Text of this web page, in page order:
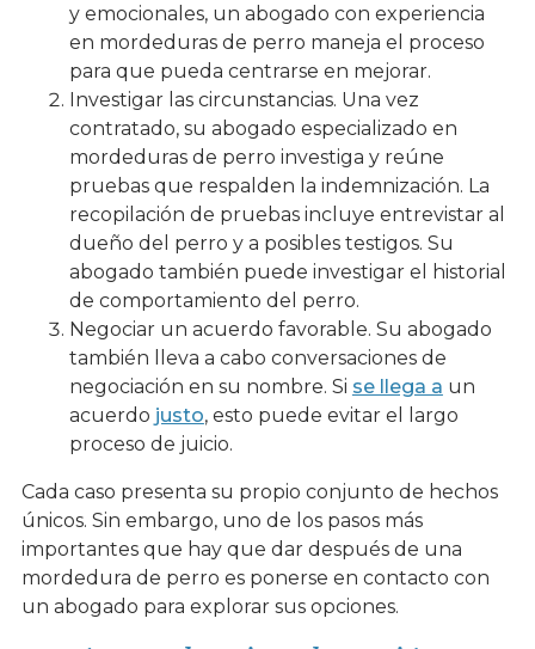
y emocionales, un abogado con experiencia
en mordeduras de perro maneja el proceso
para que pueda centrarse en mejorar.
Investigar las circunstancias. Una vez
contratado, su abogado especializado en
mordeduras de perro investiga y reúne
pruebas que respalden la indemnización. La
recopilación de pruebas incluye entrevistar al
dueño del perro y a posibles testigos. Su
abogado también puede investigar el historial
de comportamiento del perro.
Negociar un acuerdo favorable. Su abogado
también lleva a cabo conversaciones de
negociación en su nombre. Si se llega a un
acuerdo justo, esto puede evitar el largo
proceso de juicio.
Cada caso presenta su propio conjunto de hechos
únicos. Sin embargo, uno de los pasos más
importantes que hay que dar después de una
mordedura de perro es ponerse en contacto con
un abogado para explorar sus opciones.